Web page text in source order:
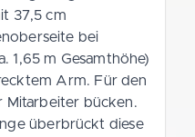
37,5 cm
bei
1,65 m Gesamthöhe)
Arm. Für den
Mitarbeiter bücken.
überbrückt diese